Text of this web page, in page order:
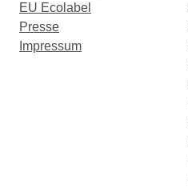
EU Ecolabel
Presse
Impressum